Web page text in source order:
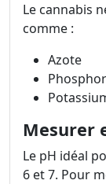
Le cannabis
comme :
Azote
Mesurer
Le pH idéal
6 et 7. Pour